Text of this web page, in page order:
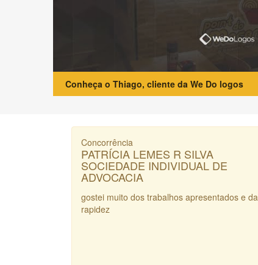
Conheça o Thiago, cliente da We Do logos
Concorrência
PATRÍCIA LEMES R SILVA
SOCIEDADE INDIVIDUAL DE
ADVOCACIA
gostei muito dos trabalhos apresentados e da
rapidez